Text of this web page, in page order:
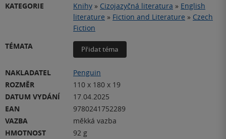
KATEGORIE Knihy » Cizojazyčná literatura » English
literature » Fiction and Literature » Czech
Fiction
TÉMATA
Přidat téma
NAKLADATEL
Penguin
ROZMĚR
110 x 180 x 19
DATUM VYDÁNÍ
17.04.2025
EAN
9780241752289
VAZBA
měkká vazba
HMOTNOST
92 g